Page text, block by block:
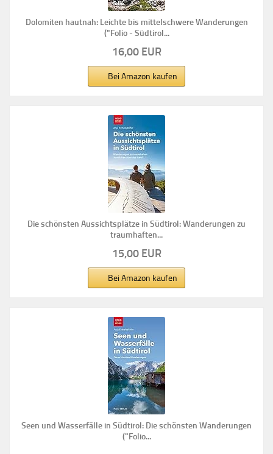
Dolomiten hautnah: Leichte bis mittelschwere Wanderungen
("Folio - Südtirol...
16,00 EUR
Bei Amazon kaufen
Die schönsten Aussichtsplätze in Südtirol: Wanderungen zu
traumhaften...
15,00 EUR
Bei Amazon kaufen
Seen und Wasserfälle in Südtirol: Die schönsten Wanderungen
("Folio...